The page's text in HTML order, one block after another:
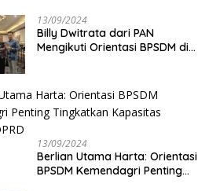
13/09/2024
Billy Dwitrata dari PAN
Mengikuti Orientasi BPSDM di
13/09/2024
Berlian Utama Harta: Orientasi
BPSDM Kemendagri Penting